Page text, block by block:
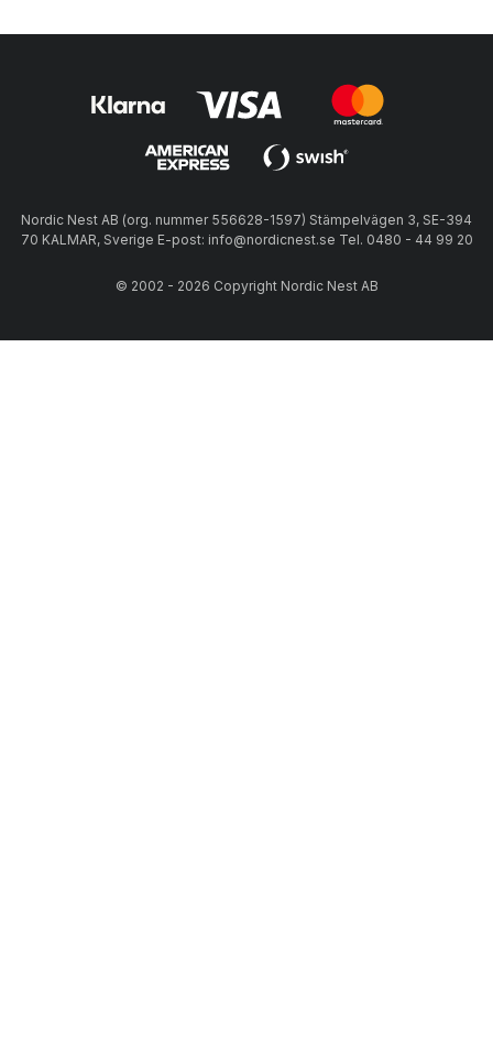
Nordic Nest AB (org. nummer 556628-1597) Stämpelvägen 3, SE-394
70 KALMAR, Sverige E-post: info@nordicnest.se Tel. 0480 - 44 99 20
© 2002 - 2026 Copyright Nordic Nest AB